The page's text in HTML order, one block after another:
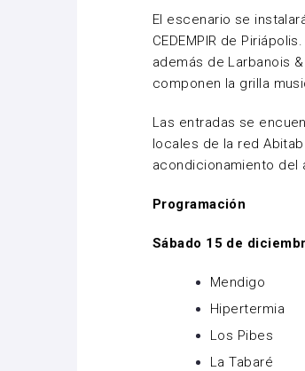
El escenario se
CEDEMPIR de
además de Larbanois
componen la grilla
Las entradas se
locales de la red
acondicionamiento del
Programación
Sábado 15 de
Mendigo
Hipertermia
Los Pibes
La Tabaré